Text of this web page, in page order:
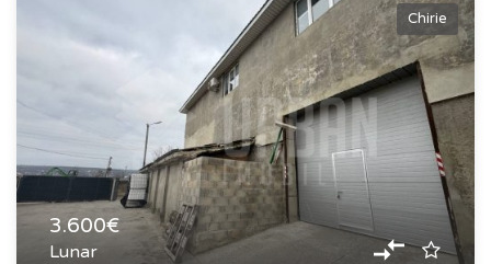
Chirie
3.600€
Lunar